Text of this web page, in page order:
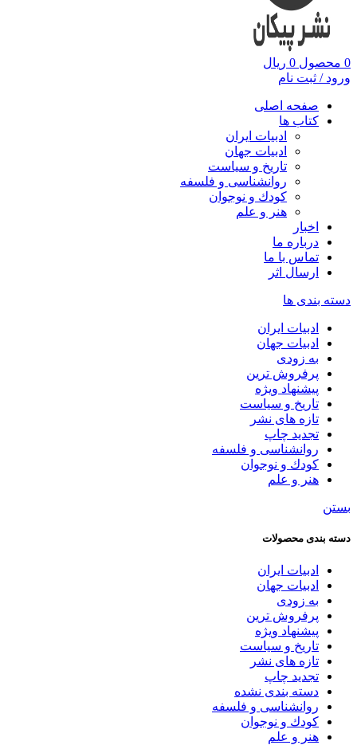
0 محصول 0 ریال
ورود / ثبت نام
صفحه اصلی
کتاب ها
ادبیات ایران
ادبیات جهان
تاریخ و سیاست
روانشناسی و فلسفه
کودك و نوجوان
هنر و علم
اخبار
درباره ما
تماس با ما
ارسال اثر
دسته بندی ها
ادبیات ایران
ادبیات جهان
به زودی
پرفروش ترین
پیشنهاد ویژه
تاریخ و سیاست
تازه های نشر
تجدید چاپ
روانشناسی و فلسفه
کودك و نوجوان
هنر و علم
بستن
دسته بندی محصولات
ادبیات ایران
ادبیات جهان
به زودی
پرفروش ترین
پیشنهاد ویژه
تاریخ و سیاست
تازه های نشر
تجدید چاپ
دسته بندی نشده
روانشناسی و فلسفه
کودك و نوجوان
هنر و علم